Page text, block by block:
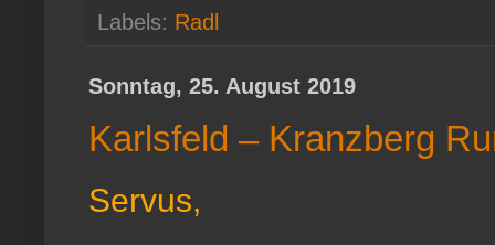
Labels: Radl
Sonntag, 25. August 2019
Karlsfeld – Kranzberg
Servus,